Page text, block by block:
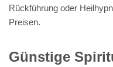
Rückführung oder
Preisen.
Günstige